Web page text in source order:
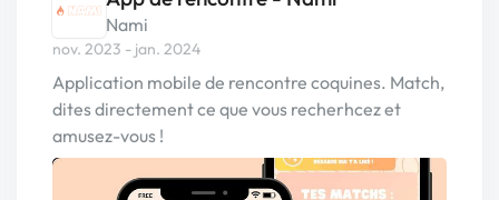
Nami
nov. 2023 - jan. 2024
Application mobile de rencontre coquines. Match,
dites directement ce que vous recherhcez et
amusez-vous !